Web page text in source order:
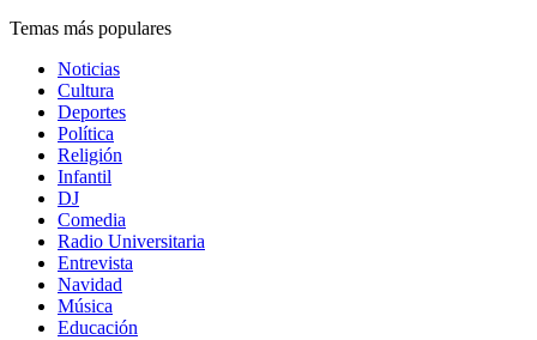
Temas más populares
Noticias
Cultura
Deportes
Política
Religión
Infantil
DJ
Comedia
Radio Universitaria
Entrevista
Navidad
Música
Educación